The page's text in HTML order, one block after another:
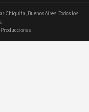
Chiquita, Buenos Aires. Todos los